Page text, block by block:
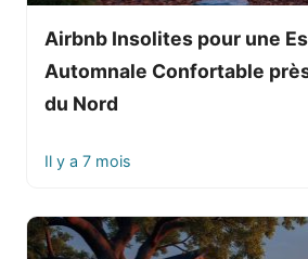
Airbnb Insolites pour une
Automnale Confortable
du Nord
Il y a 7 mois